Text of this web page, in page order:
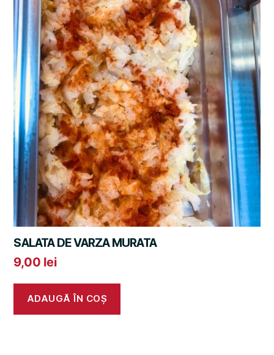
SALATA DE VARZA MURATA
9,00 lei
ADAUGĂ ÎN COȘ